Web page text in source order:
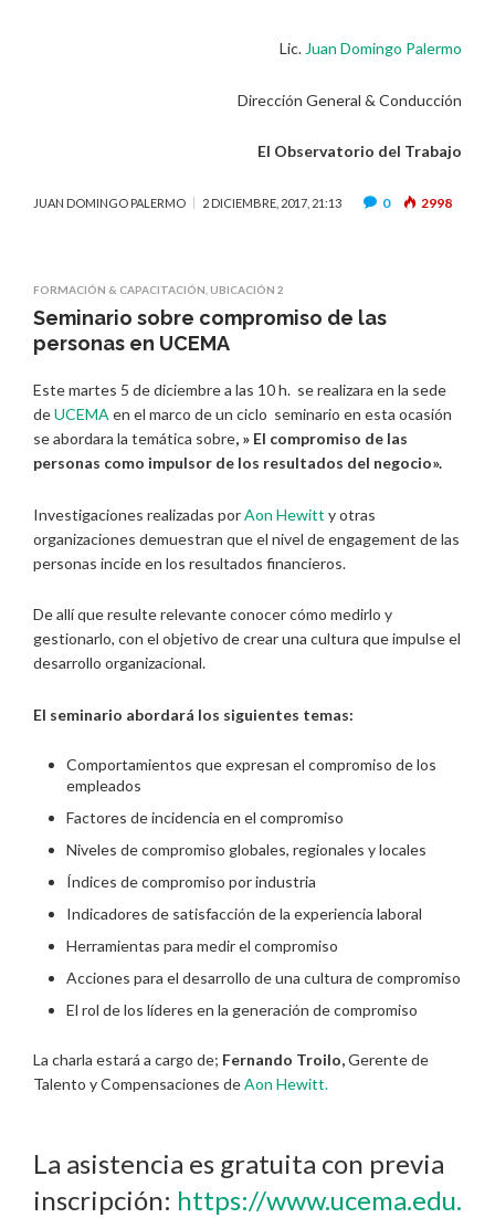
Lic. Juan Domingo Palermo
Dirección General & Conducción
El Observatorio del Trabajo
JUAN DOMINGO PALERMO 2 DICIEMBRE, 2017, 21:13 0 2998
FORMACIÓN & CAPACITACIÓN UBICACIÓN 2
Seminario sobre compromiso de las
personas en UCEMA
Este martes 5 de diciembre a las 10 h. se realizara en la sede
deUCEMA en el marco de un ciclo seminario en esta ocasión
se abordara la temática sobre, » El compromiso de las
personas como impulsor de los resultados del negocio».
Investigaciones realizadas porAon Hewitt y otras
organizaciones demuestran que el nivel de engagement de las
personas incide en los resultados financieros.
De allí que resulte relevante conocer cómo medirlo y
gestionarlo, con el objetivo de crear una cultura que impulse el
desarrollo organizacional.
El seminario abordará los siguientes temas:
Comportamientos que expresan el compromiso de los
empleados
Factores de incidencia en el compromiso
Niveles de compromiso globales, regionales y locales
Índices de compromiso por industria
Indicadores de satisfacción de la experiencia laboral
Herramientas para medir el compromiso
Acciones para el desarrollo de una cultura de compromiso
El rol de los líderes en la generación de compromiso
La charla estará a cargo de; Fernando Troilo,Gerente de
Talento y Compensaciones deAon Hewitt.
La asistencia es gratuita con previa
inscripción: https://www.ucema.edu.